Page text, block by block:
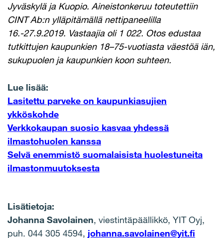
Jyväskylä ja Kuopio. Aineistonkeruu toteutettiin
CINT Ab:n ylläpitämällä nettipaneelilla
16.-27.9.2019. Vastaajia oli 1 022. Otos edustaa
tutkittujen kaupunkien 18–75-vuotiasta väestöä iän,
sukupuolen ja kaupunkien koon suhteen.
Lue lisää:
Lasitettu parveke on kaupunkiasujien
ykköskohde
Verkkokaupan suosio kasvaa yhdessä
ilmastohuolen kanssa
Selvä enemmistö suomalaisista huolestuneita
ilmastonmuutoksesta
Lisätietoja:
Johanna Savolainen, viestintäpäällikkö, YIT Oyj,
puh. 044 305 4594, johanna.savolainen@yit.fi